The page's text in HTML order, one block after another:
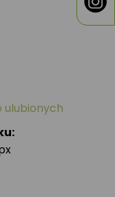
ulubionych